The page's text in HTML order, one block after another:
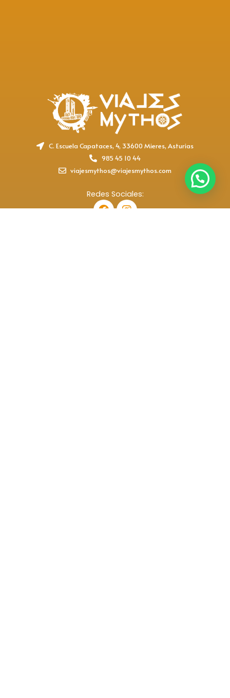
C. Escuela Capataces, 4, 33600 Mieres, Asturias
985 45 10 44
viajesmythos@viajesmythos.com
Redes Sociales:
F I